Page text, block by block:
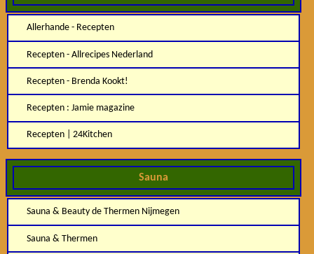
Allerhande - Recepten
Recepten - Allrecipes Nederland
Recepten - Brenda Kookt!
Recepten : Jamie magazine
Recepten | 24Kitchen
Sauna
Sauna & Beauty de Thermen Nijmegen
Sauna & Thermen